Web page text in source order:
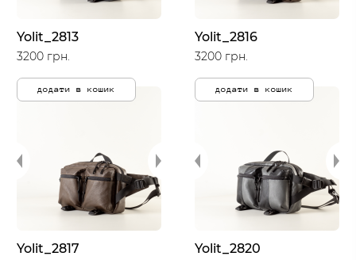
Yolit_2813
3200 грн.
додати в кошик
Yolit_2816
3200 грн.
додати в кошик
Yolit_2817 Yolit_2820